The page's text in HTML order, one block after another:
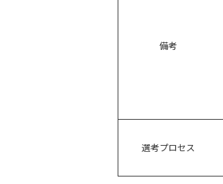
備考
選考プロセス